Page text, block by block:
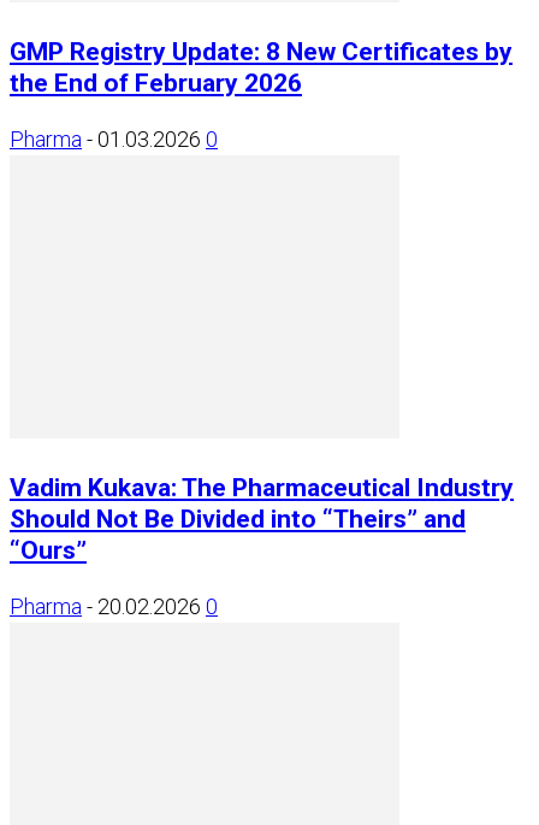
GMP Registry Update: 8 New Certificates by
the End of February 2026
Pharma -01.03.2026 0
Vadim Kukava: The Pharmaceutical Industry
Should Not Be Divided into “Theirs” and
“Ours”
Pharma - 20.02.2026 0